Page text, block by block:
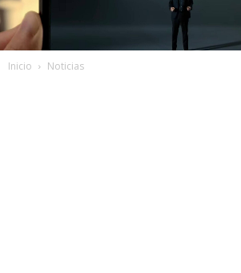
Inicio Noticias